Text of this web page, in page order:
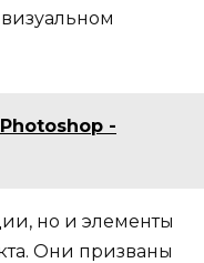
-
но и элементы
Они призваны